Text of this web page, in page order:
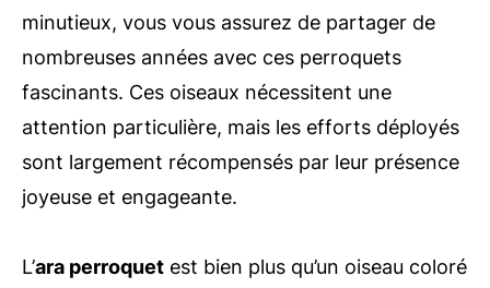
minutieux, vous vous assurez de partager de
nombreuses années avec ces perroquets
fascinants. Ces oiseaux nécessitent une
attention particulière, mais les efforts déployés
sont largement récompensés par leur présence
joyeuse et engageante.
L’ara perroquet est bien plus qu’un oiseau coloré